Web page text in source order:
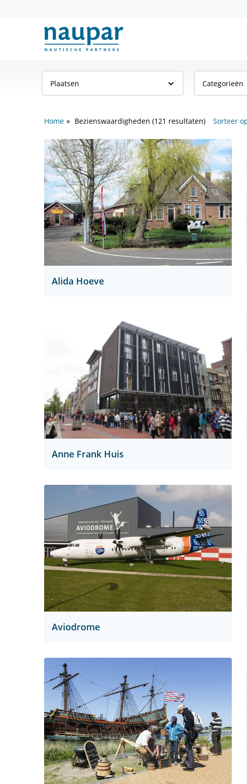
Plaatsen Categorieën
Home Bezienswaardigheden (121 resultaten) Sorteer
Alida Hoeve
Anne Frank Huis
Aviodrome